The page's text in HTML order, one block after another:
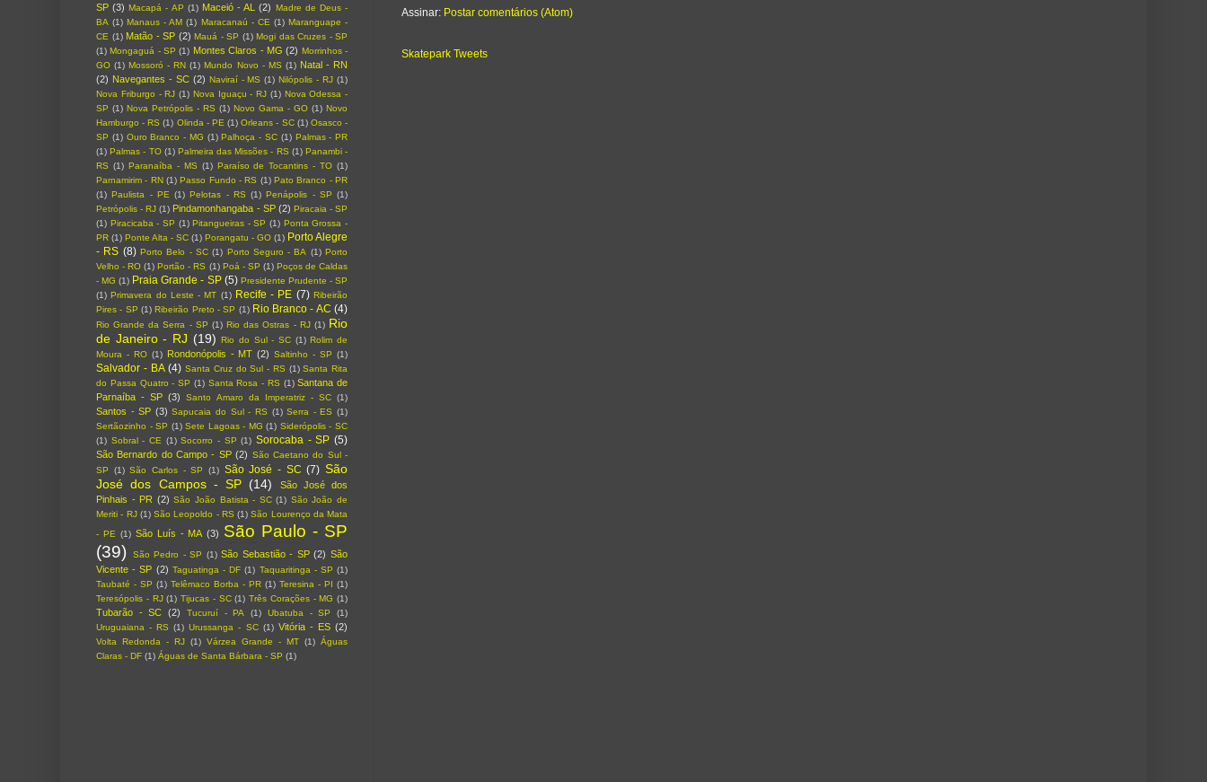
Assinar: Postar comentários (Atom)
Skatepark Tweets
SP (3) Macapá - AP (1) Maceió - AL (2) Madre de Deus -
BA (1) Manaus - AM (1) Maracanaú - CE (1) Maranguape -
CE (1) Matão - SP (2) Mauá - SP (1) Mogi das Cruzes - SP
(1) Mongaguá - SP (1) Montes Claros - MG (2) Morrinhos -
GO (1) Mossoró - RN (1) Mundo Novo - MS (1) Natal - RN
(2) Navegantes - SC (2) Naviraí - MS (1) Nilópolis - RJ (1)
Nova Friburgo - RJ (1) Nova Iguaçu - RJ (1) Nova Odessa -
SP (1) Nova Petrópolis - RS (1) Novo Gama - GO (1) Novo
Hamburgo - RS (1) Olinda - PE (1) Orleans - SC (1) Osasco -
SP (1) Ouro Branco - MG (1) Palhoça - SC (1) Palmas - PR
(1) Palmas - TO (1) Palmeira das Missões - RS (1) Panambi -
RS (1) Paranaíba - MS (1) Paraíso de Tocantins - TO (1)
Parnamirim - RN (1) Passo Fundo - RS (1) Pato Branco - PR
(1) Paulista - PE (1) Pelotas - RS (1) Penápolis - SP (1)
Petrópolis - RJ (1) Pindamonhangaba - SP (2) Piracaia - SP
(1) Piracicaba - SP (1) Pitangueiras - SP (1) Ponta Grossa -
PR (1) Ponte Alta - SC (1) Porangatu - GO (1) Porto Alegre
- RS (8) Porto Belo - SC (1) Porto Seguro - BA (1) Porto
Velho - RO (1) Portão - RS (1) Poá - SP (1) Poços de Caldas
- MG (1) Praia Grande - SP (5) Presidente Prudente - SP
(1) Primavera do Leste - MT (1) Recife - PE (7) Ribeirão
Pires - SP (1) Ribeirão Preto - SP (1) Rio Branco - AC (4)
Rio Grande da Serra - SP (1) Rio das Ostras - RJ (1) Rio
de Janeiro - RJ (19) Rio do Sul - SC (1) Rolim de
Moura - RO (1) Rondonópolis - MT (2) Saltinho - SP (1)
Salvador - BA (4) Santa Cruz do Sul - RS (1) Santa Rita
do Passa Quatro - SP (1) Santa Rosa - RS (1) Santana de
Parnaíba - SP (3) Santo Amaro da Imperatriz - SC (1)
Santos - SP (3) Sapucaia do Sul - RS (1) Serra - ES (1)
Sertãozinho - SP (1) Sete Lagoas - MG (1) Siderópolis - SC
(1) Sobral - CE (1) Socorro - SP (1) Sorocaba - SP (5)
São Bernardo do Campo - SP (2) São Caetano do Sul -
SP
(1) São Carlos - SP (1) São José - SC (7) São
José dos Campos - SP (14)
São José dos
Pinhais - PR (2) São João Batista - SC (1) São João de
Meriti - RJ (1) São Leopoldo - RS (1) São Lourenço da Mata
- PE (1) São Luís - MA (3) São Paulo - SP
(39)
São Pedro - SP (1) São Sebastião - SP (2) São
Vicente - SP (2) Taguatinga - DF (1) Taquaritinga - SP (1)
Taubaté - SP (1) Telêmaco Borba - PR (1) Teresina - PI (1)
Teresópolis - RJ (1) Tijucas - SC (1) Três Corações - MG (1)
Tubarão - SC (2) Tucuruí - PA (1) Ubatuba - SP
(1)
Uruguaiana - RS (1) Urussanga - SC (1) Vitória - ES (2)
Volta Redonda - RJ (1) Várzea Grande - MT (1) Águas
Claras - DF (1) Águas de Santa Bárbara - SP (1)